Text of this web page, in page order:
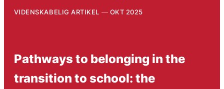
VIDENSKABELIG ARTIKEL OKT 2025
Pathways to belonging in the
transition to school: the